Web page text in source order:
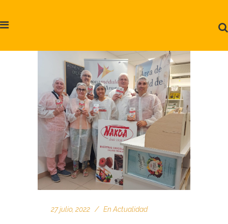
27 julio, 2022 En Actualidad